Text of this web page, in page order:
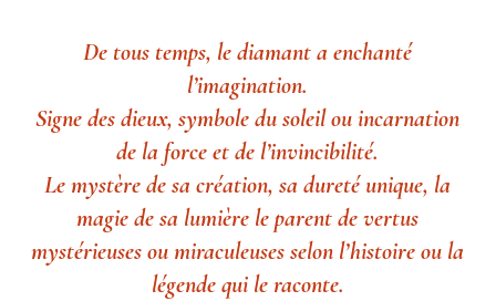
De tous temps, le diamant a enchanté
l’imagination.
Signe des dieux, symbole du soleil ou incarnation
de la force et de l’invincibilité.
Le mystère de sa création, sa dureté unique, la
magie de sa lumière le parent de vertus
mystérieuses ou miraculeuses selon l’histoire ou la
légende qui le raconte.